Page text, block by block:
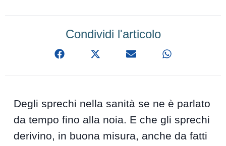
Condividi l'articolo
Degli sprechi nella sanità se ne è parlato
da tempo fino alla noia. E che gli sprechi
derivino, in buona misura, anche da fatti